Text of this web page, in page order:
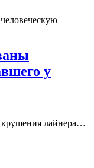
у
крушения лайнера…